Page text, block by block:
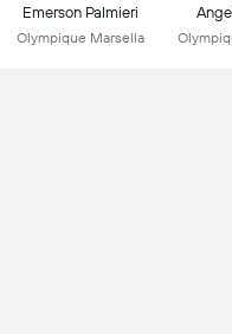
Emerson Palmieri
Olympique Marsella